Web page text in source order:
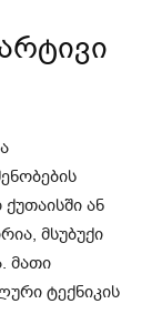
ან
მსუბუქი
მათი
ტექნიკის